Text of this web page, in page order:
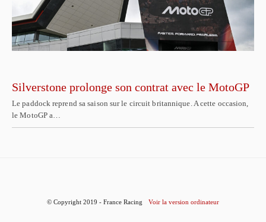
Silverstone prolonge son contrat avec le MotoGP
Le paddock reprend sa saison sur le circuit britannique. A cette occasion,
le MotoGP a…
© Copyright 2019 - France Racing Voir la version ordinateur